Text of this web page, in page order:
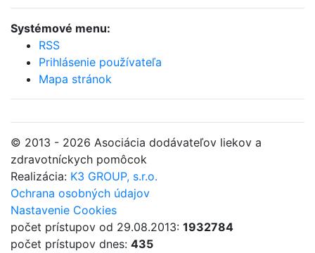
Systémové menu:
RSS
Prihlásenie používateľa
Mapa stránok
© 2013 - 2026 Asociácia dodávateľov liekov a
zdravotníckych pomôcok
Realizácia: K3 GROUP, s.r.o.
Ochrana osobných údajov
Nastavenie Cookies
počet prístupov od 29.08.2013: 1932784
počet prístupov dnes: 435